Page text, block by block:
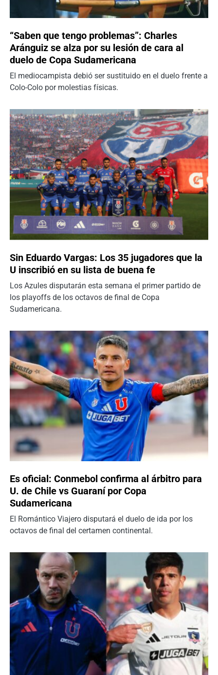
“Saben que tengo problemas”: Charles
Aránguiz se alza por su lesión de cara al
duelo de Copa Sudamericana
El mediocampista debió ser sustituido en el duelo frente a
Colo-Colo por molestias físicas.
Sin Eduardo Vargas: Los 35 jugadores que la
U inscribió en su lista de buena fe
Los Azules disputarán esta semana el primer partido de
los playoffs de los octavos de final de Copa
Sudamericana.
Es oficial: Conmebol confirma al árbitro para
U. de Chile vs Guaraní por Copa
Sudamericana
El Romántico Viajero disputará el duelo de ida por los
octavos de final del certamen continental.